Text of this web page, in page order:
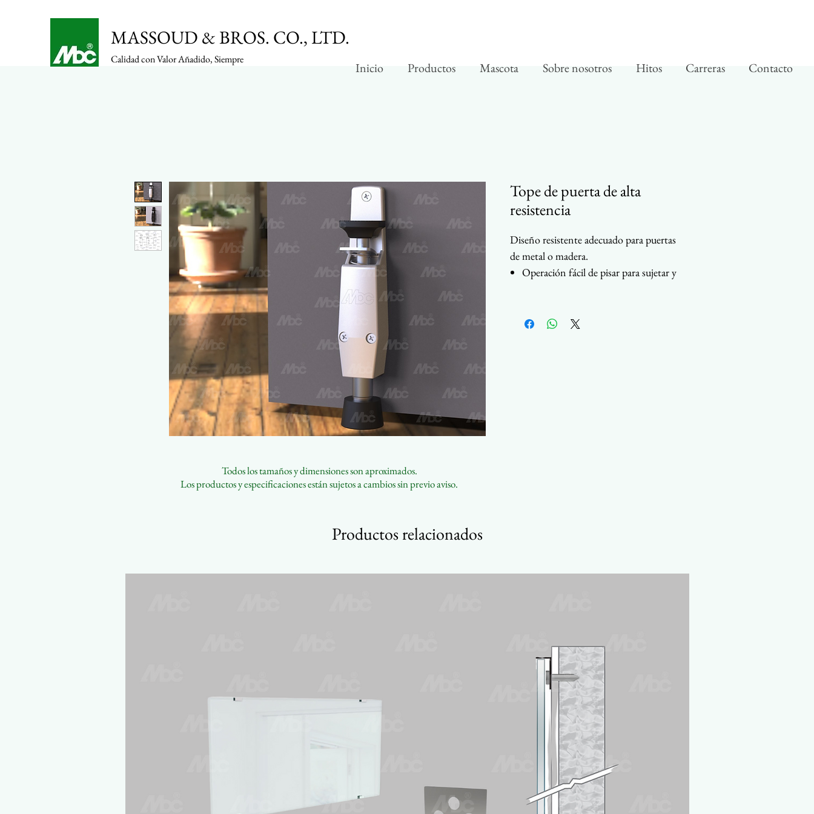
MASSOUD & BROS. CO., LTD.
Calidad con Valor Añadido, Siempre
Inicio Productos Mascota Sobre nosotros Hitos Carreras Contacto
Todos los tamaños y dimensiones son aproximados.
Los productos y especificaciones están sujetos a cambios sin previo aviso.
Productos relacionados
Tope de puerta de alta
resistencia
Diseño resistente adecuado para puertas
de metal o madera.
Operación fácil de pisar para sujetar y
Elija entre punta ranurada plana